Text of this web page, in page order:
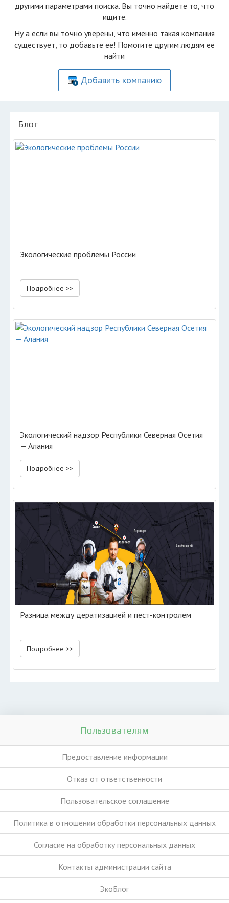
другими параметрами поиска. Вы точно найдете то, что
ищите.
Ну а если вы точно уверены, что именно такая компания
существует, то добавьте её! Помогите другим людям её
найти
Добавить компанию
Блог
Экологические проблемы России
Подробнее >>
Экологический надзор Республики Северная Осетия
— Алания
Подробнее >>
Разница между дератизацией и пест-контролем
Подробнее >>
Пользователям
Предоставление информации
Отказ от ответственности
Пользовательское соглашение
Политика в отношении обработки персональных данных
Согласие на обработку персональных данных
Контакты администрации сайта
ЭкоБлог